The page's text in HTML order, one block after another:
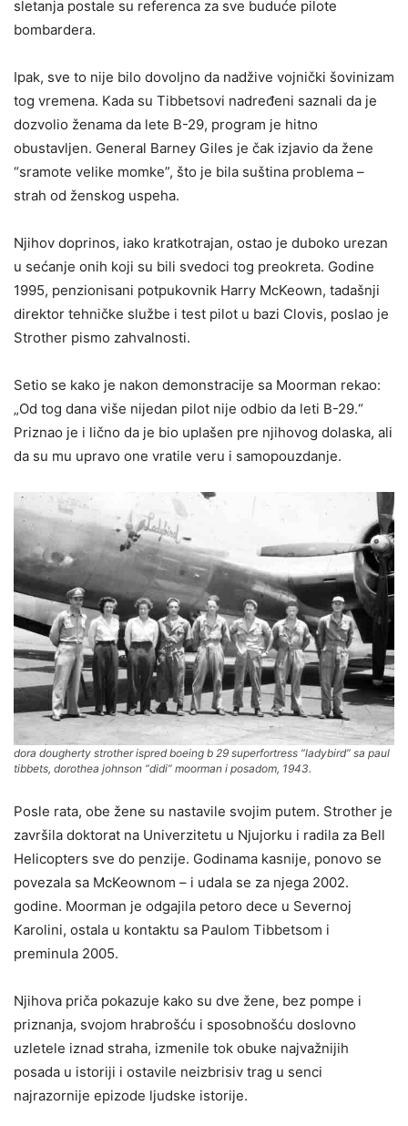
sletanja postale su referenca za sve buduće pilote
bombardera.
Ipak, sve to nije bilo dovoljno da nadžive vojnički šovinizam
tog vremena. Kada su Tibbetsovi nadređeni saznali da je
dozvolio ženama da lete B-29, program je hitno
obustavljen. General Barney Giles je čak izjavio da žene
“sramote velike momke”, što je bila suština problema –
strah od ženskog uspeha.
Njihov doprinos, iako kratkotrajan, ostao je duboko urezan
u sećanje onih koji su bili svedoci tog preokreta. Godine
1995, penzionisani potpukovnik Harry McKeown, tadašnji
direktor tehničke službe i test pilot u bazi Clovis, poslao je
Strother pismo zahvalnosti.
Setio se kako je nakon demonstracije sa Moorman rekao:
„Od tog dana više nijedan pilot nije odbio da leti B-29.“
Priznao je i lično da je bio uplašen pre njihovog dolaska, ali
da su mu upravo one vratile veru i samopouzdanje.
dora dougherty strother ispred boeing b 29 superfortress “ladybird” sa paul
tibbets, dorothea johnson “didi” moorman i posadom, 1943.
Posle rata, obe žene su nastavile svojim putem. Strother je
završila doktorat na Univerzitetu u Njujorku i radila za Bell
Helicopters sve do penzije. Godinama kasnije, ponovo se
povezala sa McKeownom – i udala se za njega 2002.
godine. Moorman je odgajila petoro dece u Severnoj
Karolini, ostala u kontaktu sa Paulom Tibbetsom i
preminula 2005.
Njihova priča pokazuje kako su dve žene, bez pompe i
priznanja, svojom hrabrošću i sposobnošću doslovno
uzletele iznad straha, izmenile tok obuke najvažnijih
posada u istoriji i ostavile neizbrisiv trag u senci
najrazornije epizode ljudske istorije.